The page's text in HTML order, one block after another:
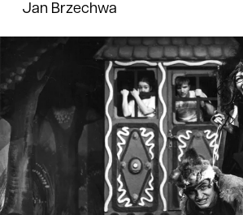
Jan Brzechwa